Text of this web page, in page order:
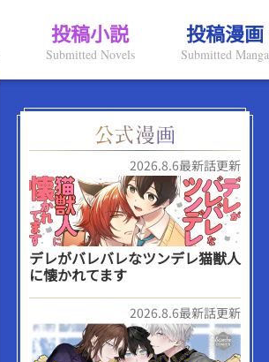
投稿小説
Submitted Novels
投稿漫画
Submitted Manga
2026.8.6最新話更新
デレがバレバレなツンデレ猫獣人
に懐かれてます
2026.8.6最新話更新